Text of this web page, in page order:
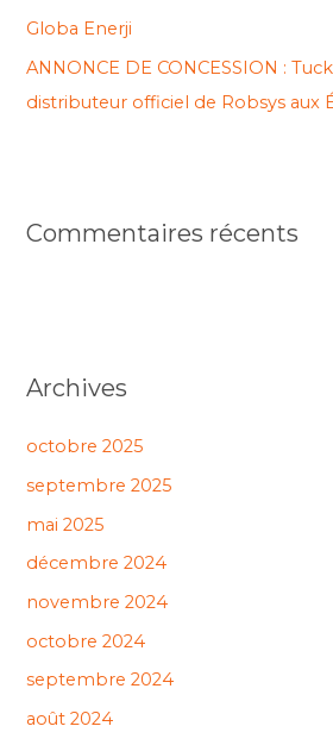
Globa Enerji
ANNONCE DE CONCESSION :
distributeur officiel de Robsys aux
Commentaires récents
Archives
octobre 2025
septembre 2025
mai 2025
décembre 2024
novembre 2024
octobre 2024
septembre 2024
août 2024